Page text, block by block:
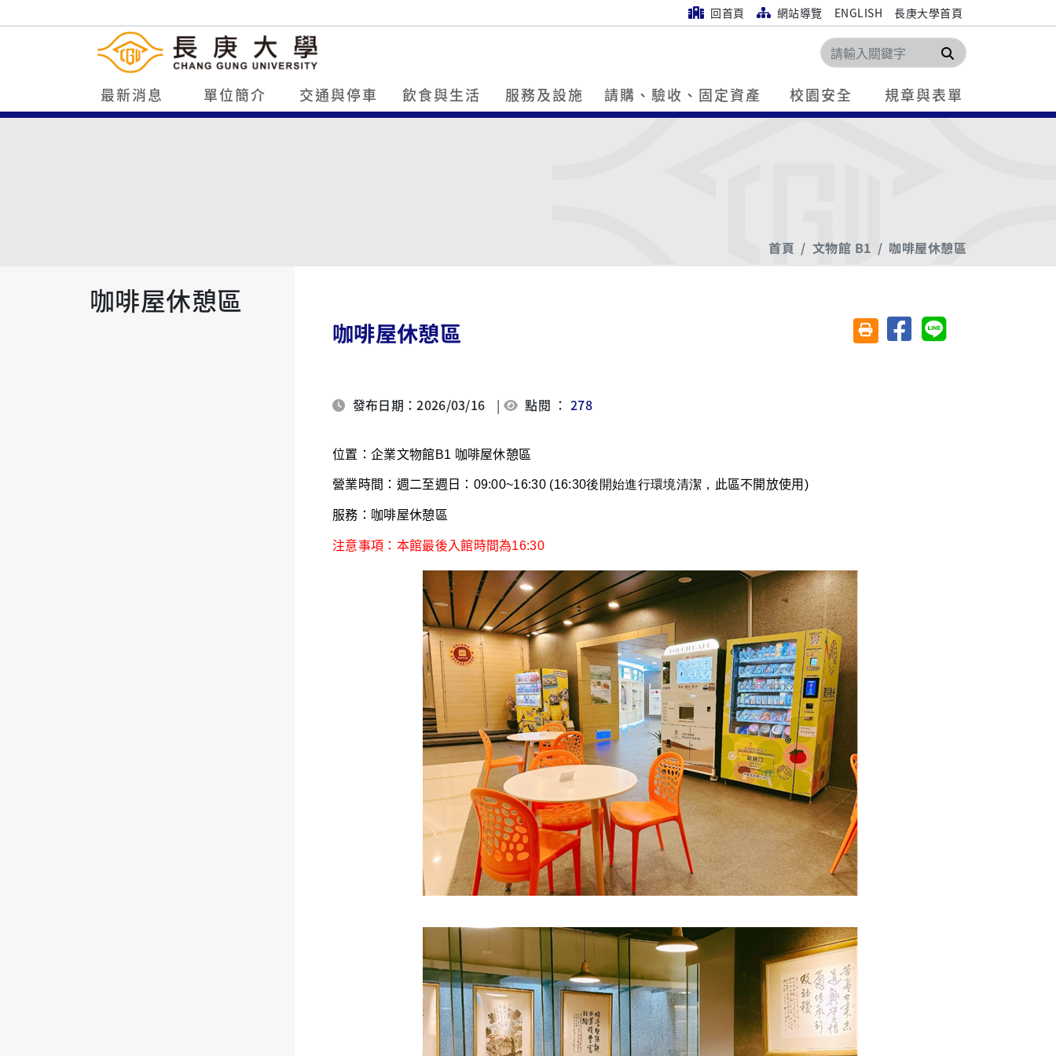
回首頁 網站導覽 ENGLISH 長庚大學首頁
搜尋
最新消息 單位簡介 交通與停車 飲食與生活 服務及設施 請購、驗收、固定資產 校園安全 規章與表單
首頁 文物館 B1 咖啡屋休憩區
咖啡屋休憩區
咖啡屋休憩區 友善列印(另開視窗)
分享至臉書分享至 Line
發布日期：2026/03/16 | 點閱 ：278
位置：企業文物館B1 咖啡屋休憩區
營業時間：週二至週日：09:00~16:30 (16:30後開始進行環境清潔， 此區不開放使用)
服務：咖啡屋休憩區
注意事項：本館最後入館時間為16:30